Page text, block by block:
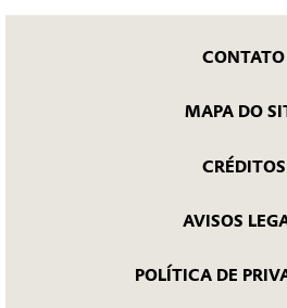
CONTATO
MAPA DO
CRÉDITOS
AVISOS
POLÍTICA DE